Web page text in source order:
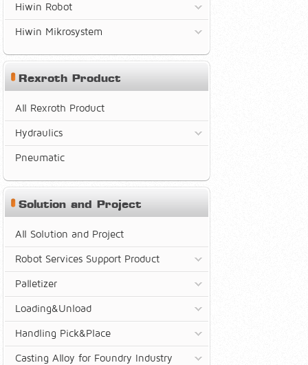
Hiwin Robot
Hiwin Mikrosystem
Rexroth Product
All Rexroth Product
Hydraulics
Pneumatic
Solution and Project
All Solution and Project
Robot Services Support Product
Palletizer
Loading&Unload
Handling Pick&Place
Casting Alloy for Foundry Industry